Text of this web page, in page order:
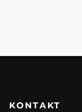
KONTAKT